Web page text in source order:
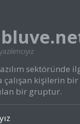
sektöründe
çalışan kişilerin bir
bir gruptur.